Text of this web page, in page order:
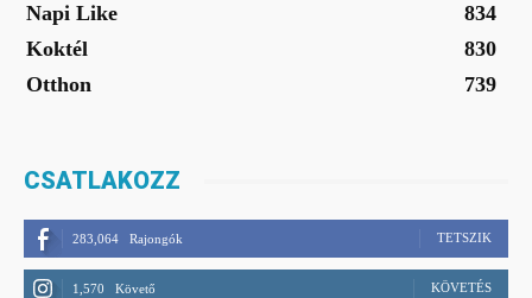
Napi Like
834
Koktél
830
Otthon
739
CSATLAKOZZ
283,064 Rajongók TETSZIK
1,570 Követő KÖVETÉS